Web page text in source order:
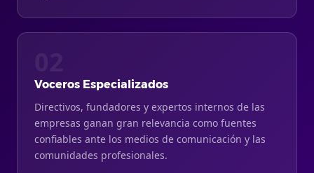
Voceros Especializados
Directivos, fundadores y expertos internos de las
empresas ganan gran relevancia como fuentes
confiables ante los medios de comunicación y las
comunidades profesionales.